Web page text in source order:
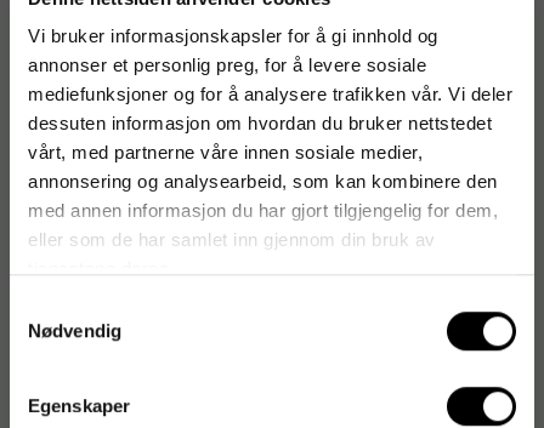
Vi bruker informasjonskapsler for å gi innhold og
annonser et personlig preg, for å levere sosiale
mediefunksjoner og for å analysere trafikken vår. Vi deler
dessuten informasjon om hvordan du bruker nettstedet
vårt, med partnerne våre innen sosiale medier,
annonsering og analysearbeid, som kan kombinere den
med annen informasjon du har gjort tilgjengelig for dem,
eller som de har samlet inn gjennom din bruk av
Nødvendig
Egenskaper
Artikkelnummer: 126363
1002119
EAN: 7310350117994
Produktspesifikasjoner
Produktvariasjoner